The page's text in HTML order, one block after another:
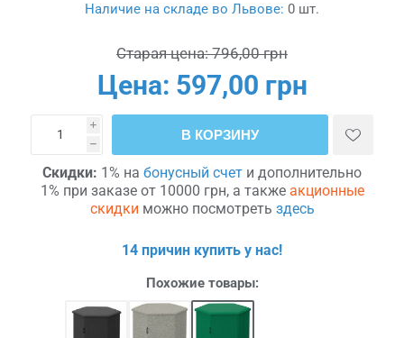
Наличие на складе во Львове: 0 шт.
Старая цена: 796,00 грн
Цена: 597,00 грн
i
h
В КОРЗИНУ
Скидки: 1% на бонусный счет и дополнительно
1% при заказе от 10000 грн, а также акционные
скидки можно посмотреть здесь
14 причин купить у нас!
Похожие товары: